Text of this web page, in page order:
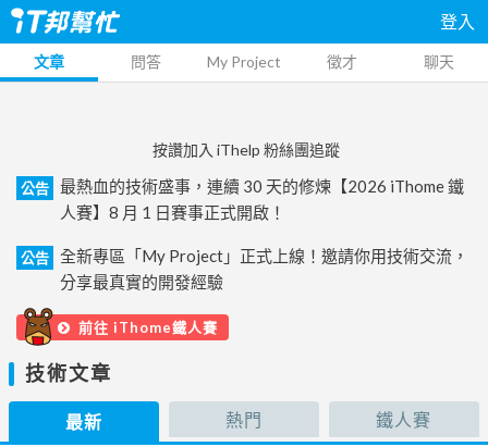
登入
文章 問答 My Project 徵才 聊天
按讚加入 iThelp 粉絲團追蹤
公告
最熱血的技術盛事，連續 30 天的修煉【2026 iThome 鐵
人賽】8 月 1 日賽事正式開啟！
公告
全新專區「My Project」正式上線！邀請你用技術交流，
分享最真實的開發經驗
前往 iThome鐵人賽
技術文章
最新 熱門 鐵人賽